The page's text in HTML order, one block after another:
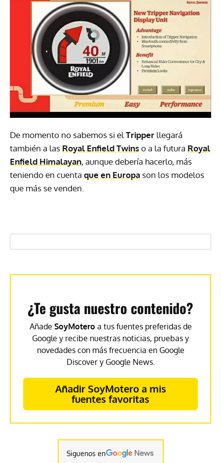
De momento no sabemos si el Tripper llegará
también a las Royal Enfield Twinso a la futura Royal
Enfield Himalayan, aunque debería hacerlo, más
teniendo en cuenta que en Europa son los modelos
que más se venden.
¿Te gusta nuestro contenido?
Añade SoyMotero a tus fuentes preferidas de
Google y recibe nuestras noticias, pruebas y
novedades con más frecuencia en Google
Discover y Google News.
Añadir SoyMotero a mis
fuentes favoritas
Siguenos en